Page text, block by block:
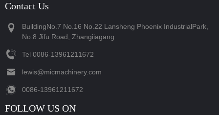
Contact Us
BuildingNo.7 No.16 No.22 Lansheng Phoenix IndustrialPark,
No.8 Jifu Road, Zhangiiagang
Tel ‪0086-13961211672‬
lewis@micmachinery.com
‪0086-13961211672‬
FOLLOW US ON